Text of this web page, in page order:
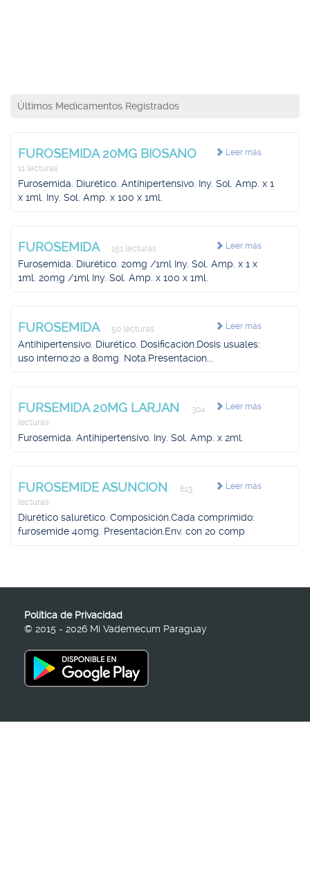
Últimos Medicamentos Registrados
Leer más
FUROSEMIDA 20MG BIOSANO
11 lecturas
Furosemida. Diurético. Antihipertensivo. Iny. Sol. Amp. x 1
x 1ml. Iny. Sol. Amp. x 100 x 1ml.
Leer más
FUROSEMIDA 151 lecturas
Furosemida. Diurético. 20mg /1ml Iny. Sol. Amp. x 1 x
1ml. 20mg /1ml Iny. Sol. Amp. x 100 x 1ml.
Leer más
FUROSEMIDA 50 lecturas
Antihipertensivo. Diurético. Dosificación.Dosis usuales:
uso interno:20 a 80mg. Nota.Presentacion...
Leer más
FURSEMIDA 20MG LARJAN
304
lecturas
Furosemida. Antihipertensivo. Iny. Sol. Amp. x 2ml.
Leer más
FUROSEMIDE ASUNCION
613
lecturas
Diurético salurético. Composición.Cada comprimido:
furosemide 40mg. Presentación.Env. con 20 comp
Política de Privacidad
© 2015 - 2026 Mi Vademecum Paraguay